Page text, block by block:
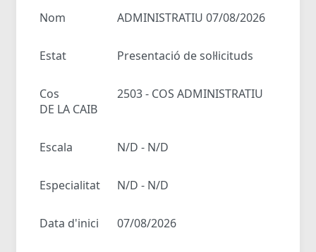
Nom ADMINISTRATIU 07/08/2026
Estat Presentació de sol·licituds
Cos
2503 - COS ADMINISTRATIU
DE LA CAIB
Escala N/D - N/D
Especialitat N/D - N/D
Data d'inici 07/08/2026